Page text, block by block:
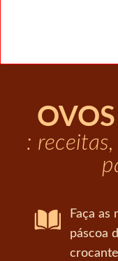
:
Faça as
páscoa